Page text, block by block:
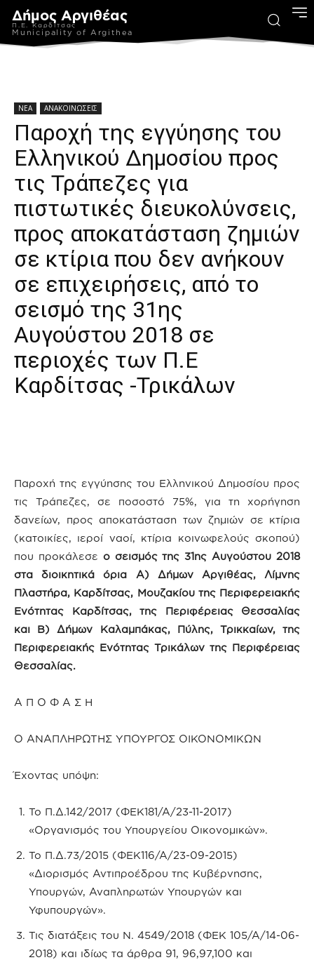
Δήμος Αργιθέας
Π.Ε. Καρδίτσας
Municipality of Argithea
ΝΕΑ ΑΝΑΚΟΙΝΩΣΕΙΣ
Παροχή της εγγύησης του
Ελληνικού Δημοσίου προς
τις Τράπεζες για
πιστωτικές διευκολύνσεις,
προς αποκατάσταση ζημιών
σε κτίρια που δεν ανήκουν
σε επιχειρήσεις, από το
σεισμό της 31ης
Αυγούστου 2018 σε
περιοχές των Π.Ε
Καρδίτσας -Τρικάλων
Παροχή της εγγύησης του Ελληνικού Δημοσίου προς
τις Τράπεζες, σε ποσοστό 75%, για τη χορήγηση
δανείων, προς αποκατάσταση των ζημιών σε κτίρια
(κατοικίες, ιεροί ναοί, κτίρια κοινωφελούς σκοπού)
που προκάλεσε ο σεισμός της 31ης Αυγούστου 2018
στα διοικητικά όρια Α) Δήμων Αργιθέας, Λίμνης
Πλαστήρα, Καρδίτσας, Μουζακίου της Περιφερειακής
Ενότητας Καρδίτσας, της Περιφέρειας Θεσσαλίας
και Β) Δήμων Καλαμπάκας, Πύλης, Τρικκαίων, της
Περιφερειακής Ενότητας Τρικάλων της Περιφέρειας
Θεσσαλίας.
Α Π Ο Φ Α Σ Η
Ο ΑΝΑΠΛΗΡΩΤΗΣ ΥΠΟΥΡΓΟΣ ΟΙΚΟΝΟΜΙΚΩΝ
Έχοντας υπόψη:
To Π.Δ.142/2017 (ΦΕΚ181/Α/23-11-2017)
«Οργανισμός του Υπουργείου Οικονομικών».
Το Π.Δ.73/2015 (ΦΕΚ116/Α/23-09-2015)
«Διορισμός Αντιπροέδρου της Κυβέρνησης,
Υπουργών, Αναπληρωτών Υπουργών και
Υφυπουργών».
Τις διατάξεις του Ν. 4549/2018 (ΦΕΚ 105/Α/14-06-
2018) και ιδίως τα άρθρα 91, 96,97,100 και